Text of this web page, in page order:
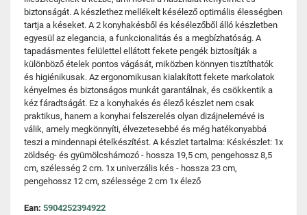
biztonságát. A készlethez mellékelt késélező optimális élességben
tartja a késeket. A 2 konyhakésből és késélezőből álló készletben
egyesül az elegancia, a funkcionalitás és a megbízhatóság. A
tapadásmentes felülettel ellátott fekete pengék biztosítják a
különböző ételek pontos vágását, miközben könnyen tisztíthatók
és higiénikusak. Az ergonomikusan kialakított fekete markolatok
kényelmes és biztonságos munkát garantálnak, és csökkentik a
kéz fáradtságát. Ez a konyhakés és élező készlet nem csak
praktikus, hanem a konyhai felszerelés olyan dizájnelemévé is
válik, amely megkönnyíti, élvezetesebbé és még hatékonyabbá
teszi a mindennapi ételkészítést. A készlet tartalma: Késkészlet: 1x
zöldség- és gyümölcshámozó - hossza 19,5 cm, pengehossz 8,5
cm, szélesség 2 cm. 1x univerzális kés - hossza 23 cm,
pengehossz 12 cm, szélessége 2 cm 1x élező
Ean: 5904252394922